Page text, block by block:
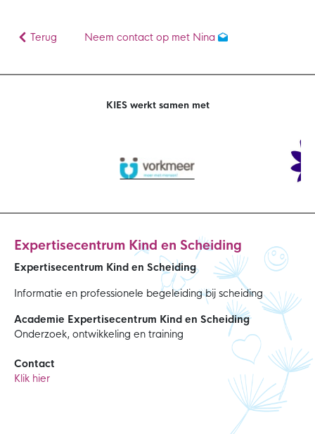
Terug Neem contact op met Nina
KIES werkt samen met
Expertisecentrum Kind en Scheiding
Expertisecentrum Kind en Scheiding
Informatie en professionele begeleiding bij scheiding
Academie Expertisecentrum Kind en Scheiding
Onderzoek, ontwikkeling en training
Contact
Klik hier